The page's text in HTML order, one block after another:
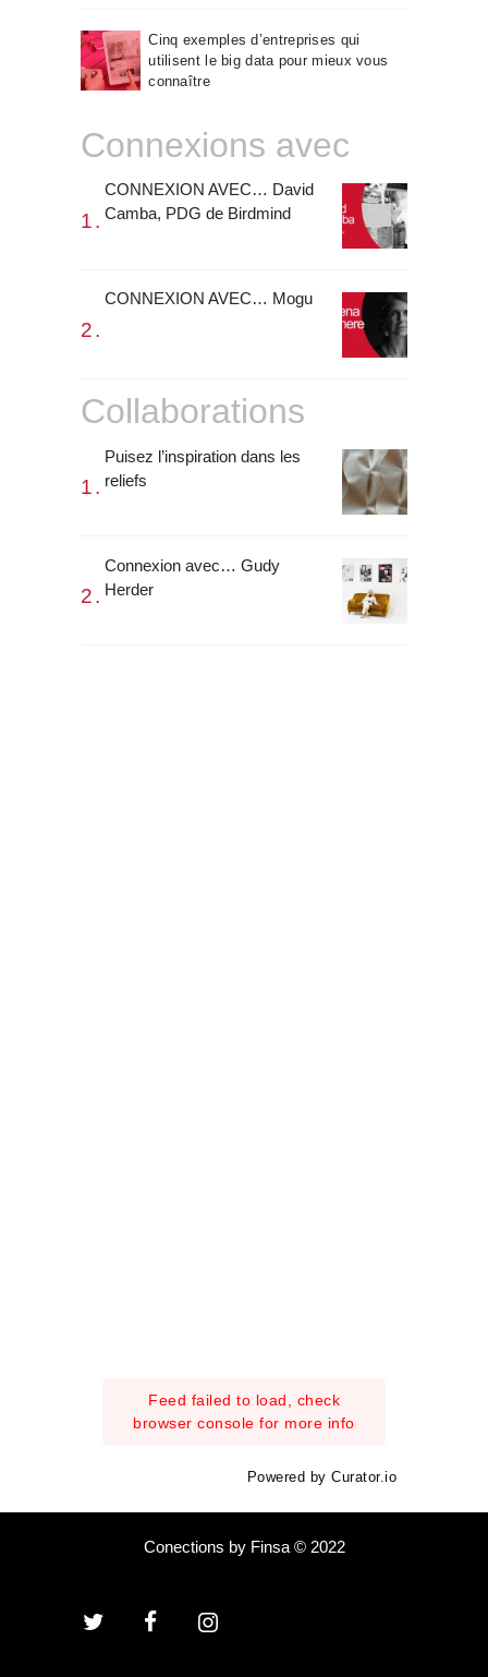
Cinq exemples d’entreprises qui
utilisent le big data pour mieux vous
connaître
Connexions avec
CONNEXION AVEC… David
Camba, PDG de Birdmind
CONNEXION AVEC… Mogu
Collaborations
Puisez l’inspiration dans les
reliefs
Connexion avec… Gudy
Herder
Feed failed to load, check
browser console for more info
Powered by Curator.io
Conections by Finsa © 2022